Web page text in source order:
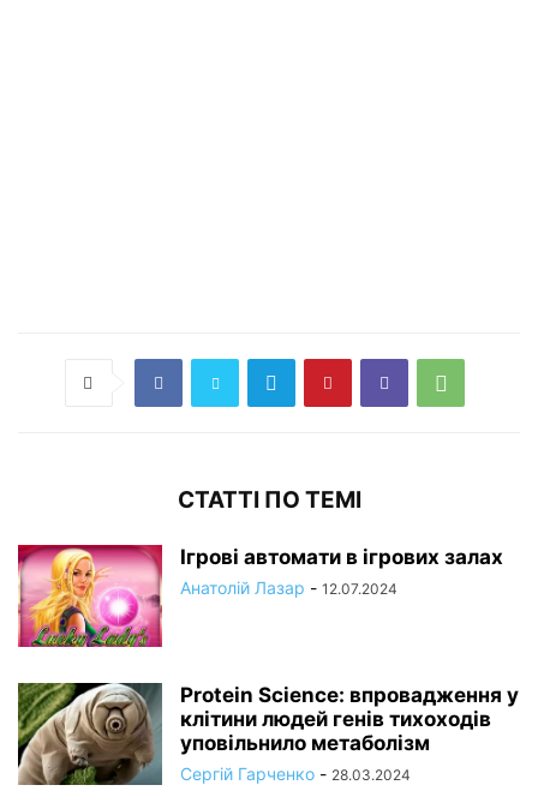
СТАТТІ ПО ТЕМІ
Ігрові автомати в ігрових залах
Анатолій Лазар - 12.07.2024
Protein Science: впровадження у
клітини людей генів тихоходів
уповільнило метаболізм
Сергій Гарченко - 28.03.2024